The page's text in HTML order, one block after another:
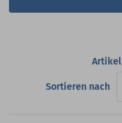
Artikel
Sortieren nach